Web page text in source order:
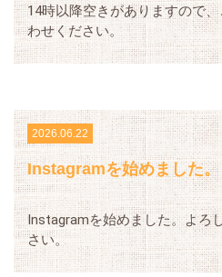
14時以降空きがありますので
わせください。
2026.06.22
Instagramを始めました。
Instagramを始めました。よろ
さい。